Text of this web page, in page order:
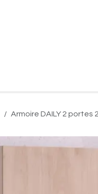
Armoire DAILY 2 portes